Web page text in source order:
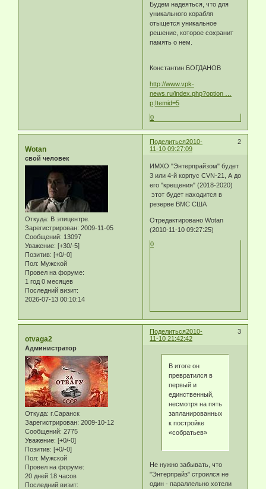
Будем надеяться, что для
уникального корабля
отыщется уникальное
решение, которое сохранит
память о нем.
Константин БОГДАНОВ
http://www.vpk-
news.ru/index.php?option …
p;Itemid=5
0
Поделиться 2
2010-
11-10 09:27:09
Wotan
свой человек
Откуда: В эпицентре.
Зарегистрирован: 2009-11-05
Сообщений: 13097
Уважение: [+30/-5]
Позитив: [+0/-0]
Пол: Мужской
Провел на форуме:
1 год 0 месяцев
Последний визит:
2026-07-13 00:10:14
ИМХО "Энтерпрайзом" будет
3 или 4-й корпус CVN-21, А до
его "крещения" (2018-2020)
этот будет находится в
резерве ВМС США
Отредактировано Wotan
(2010-11-10 09:27:25)
0
Поделиться 3
2010-
11-10 21:42:42
otvaga2
Администратор
Откуда: г.Саранск
Зарегистрирован: 2009-10-12
Сообщений: 2775
Уважение: [+0/-0]
Позитив: [+0/-0]
Пол: Мужской
Провел на форуме:
20 дней 18 часов
Последний визит:
В итоге он
превратился в
первый и
единственный,
несмотря на пять
запланированных
к постройке
«собратьев»
Не нужно забывать, что
"Энтерпрайз" строился не
один - параллельно хотели